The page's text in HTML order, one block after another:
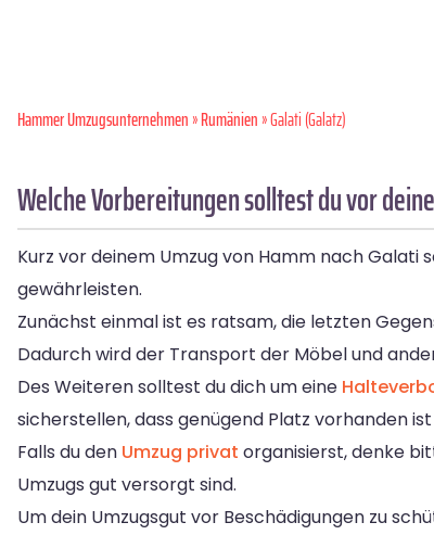
Hammer Umzugsunternehmen»Rumänien» Galati (Galatz)
Welche Vorbereitungen solltest du vor
Kurz vor deinem Umzug von Hamm nach
gewährleisten.
Zunächst einmal ist es ratsam, die letzten
Dadurch wird der Transport der Möbel und
Des Weiteren solltest du dich um eine
sicherstellen, dass genügend Platz vorhanden
Falls du den Umzug privat organisierst, denke
Umzugs gut versorgt sind.
Um dein Umzugsgut vor Beschädigungen zu